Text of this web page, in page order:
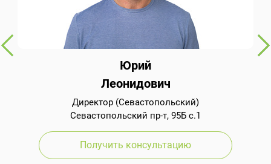
Юрий
Леонидович
Директор (Севастопольский)
Севастопольский пр-т, 95Б с.1
Получить консультацию